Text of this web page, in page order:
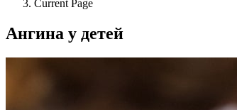
Current Page
Ангина у детей